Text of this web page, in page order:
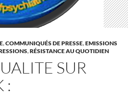
,COMMUNIQUÉS DE PRESSE,EMISSIONS
,RÉSISTANCE AU QUOTIDIEN
SUR
: